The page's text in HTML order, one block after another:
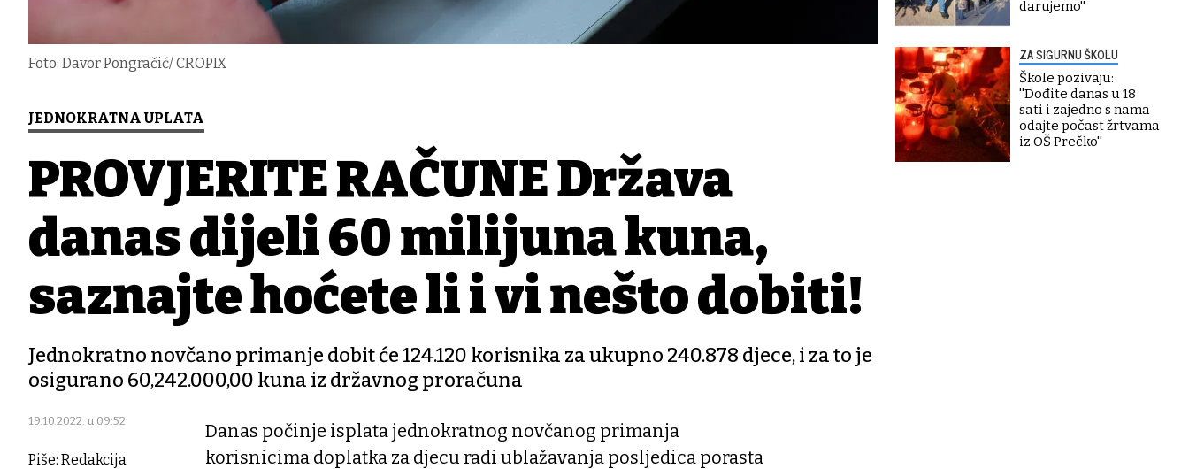
Foto: Davor Pongračić/ CROPIX
JEDNOKRATNA UPLATA
PROVJERITE RAČUNE Država
danas dijeli 60 milijuna kuna,
saznajte hoćete li i vi nešto dobiti!
Jednokratno novčano primanje dobit će 124.120 korisnika za ukupno 240.878 djece, i za to je
osigurano 60,242.000,00 kuna iz državnog proračuna
19.10.2022. u 09:52
Piše: Redakcija
Danas počinje isplata jednokratnog novčanog primanja
korisnicima doplatka za djecu radi ublažavanja posljedica porasta
darujemo''
ZA SIGURNU ŠKOLU
Škole pozivaju:
''Dođite danas u 18
sati i zajedno s nama
odajte počast žrtvama
iz OŠ Prečko''